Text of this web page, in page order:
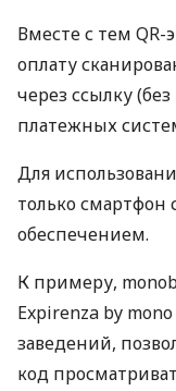
Вместе с тем
оплату
через ссылку
платежных
Для
только
обеспечением.
К примеру,
Expirenza by
заведений,
код